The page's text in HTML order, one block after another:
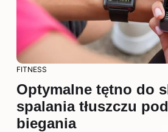
FITNESS
Optymalne tętno do
spalania tłuszczu
biegania